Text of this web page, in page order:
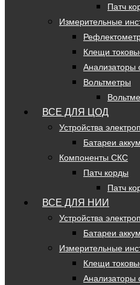
Патч
Измерительные
Клещи
Анализаторы
Вольтметры
ВСЕ ДЛЯ ЦОД
Устройства
Батареи
Компоненты СКС
Патч корды
Патч
ВСЕ ДЛЯ НИИ
Устройства
Батареи
Измерительные
Клещи
Анализаторы